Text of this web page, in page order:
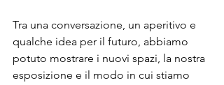
Tra una conversazione, un aperitivo e
qualche idea per il futuro, abbiamo
potuto mostrare i nuovi spazi, la nostra
esposizione e il modo in cui stiamo